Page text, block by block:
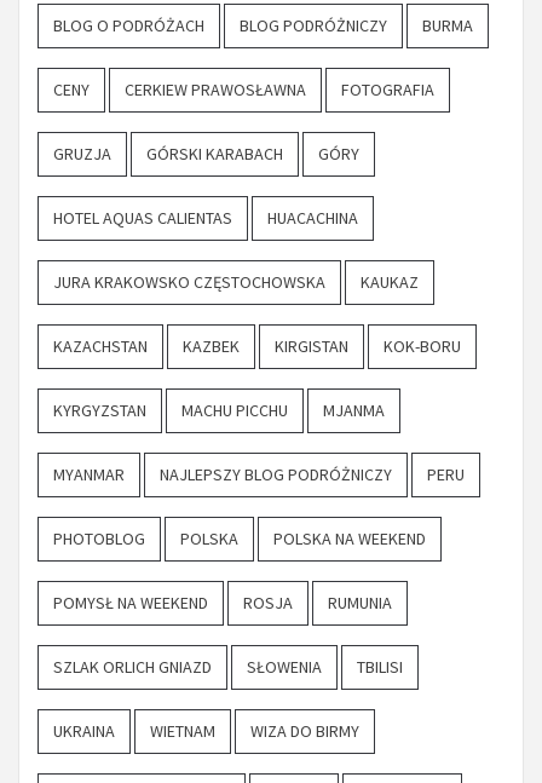
BLOG O PODRÓŻACH BLOG PODRÓŻNICZY BURMA
CENY CERKIEW PRAWOSŁAWNA FOTOGRAFIA
GRUZJA GÓRSKI KARABACH GÓRY
HOTEL AQUAS CALIENTAS HUACACHINA
JURA KRAKOWSKO CZĘSTOCHOWSKA KAUKAZ
KAZACHSTAN KAZBEK KIRGISTAN KOK-BORU
KYRGYZSTAN MACHU PICCHU MJANMA
MYANMAR NAJLEPSZY BLOG PODRÓŻNICZY PERU
PHOTOBLOG POLSKA POLSKA NA WEEKEND
POMYSŁ NA WEEKEND ROSJA RUMUNIA
SZLAK ORLICH GNIAZD SŁOWENIA TBILISI
UKRAINA WIETNAM WIZA DO BIRMY